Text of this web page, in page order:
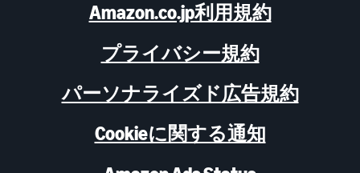
Amazon.co.jp利用規約
プライバシー規約
パーソナライズド広告規約
Cookieに関する通知